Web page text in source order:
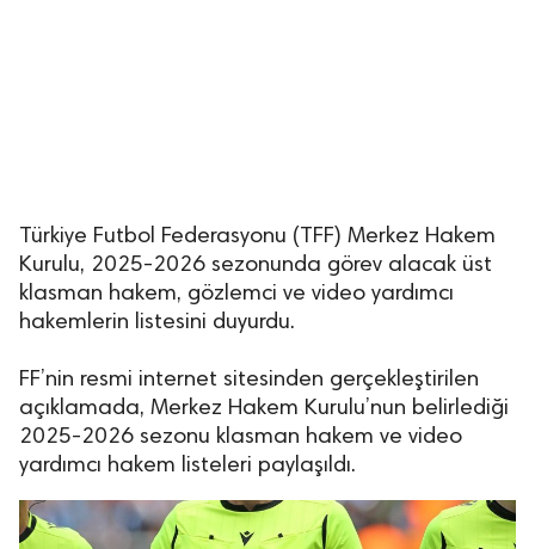
Türkiye Futbol Federasyonu (TFF) Merkez Hakem
Kurulu, 2025-2026 sezonunda görev alacak üst
klasman hakem, gözlemci ve video yardımcı
hakemlerin listesini duyurdu.
FF’nin resmi internet sitesinden gerçekleştirilen
açıklamada, Merkez Hakem Kurulu’nun belirlediği
2025-2026 sezonu klasman hakem ve video
yardımcı hakem listeleri paylaşıldı.